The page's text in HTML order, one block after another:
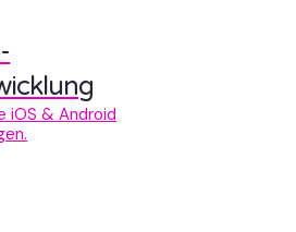
iOS & Android